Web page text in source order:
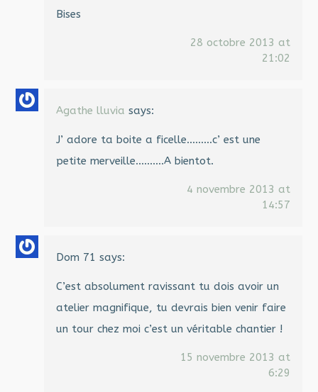
Bises
28 octobre 2013 at
21:02
Agathe lluvia says:
J’ adore ta boite a ficelle………c’ est une
petite merveille……….A bientot.
4 novembre 2013 at
14:57
Dom 71 says:
C’est absolument ravissant tu dois avoir un
atelier magnifique, tu devrais bien venir faire
un tour chez moi c’est un véritable chantier !
15 novembre 2013 at
6:29